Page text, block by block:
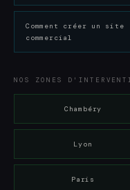
Comment créer un site
commercial
NOS ZONES
Chambéry
Lyon
Paris